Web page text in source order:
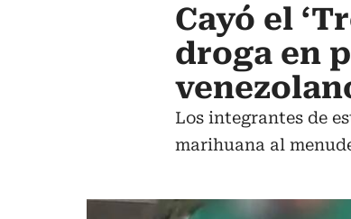
Cayó el
droga en
Los integrantes de
marihuana al